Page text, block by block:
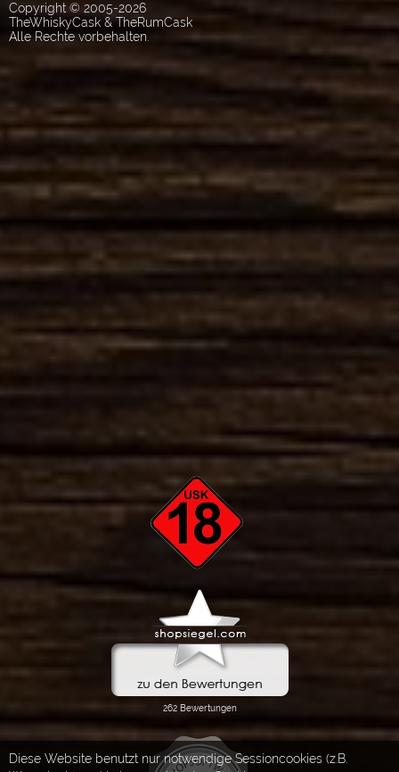
Diese Website benutzt nur notwendige Sessioncookies (z.B.
Copyright © 2005-2026
TheWhiskyCask & TheRumCask
Alle Rechte vorbehalten.